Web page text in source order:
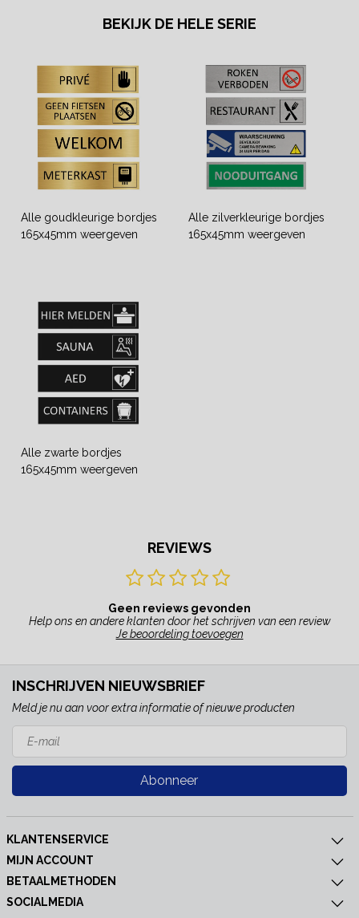
BEKIJK DE HELE SERIE
Alle goudkleurige bordjes
165x45mm weergeven
Alle zilverkleurige bordjes
165x45mm weergeven
Alle zwarte bordjes
165x45mm weergeven
REVIEWS
Geen reviews gevonden
Help ons en andere klanten door het schrijven van een review
Je beoordeling toevoegen
INSCHRIJVEN NIEUWSBRIEF
Meld je nu aan voor extra informatie of nieuwe producten
Abonneer
KLANTENSERVICE
MIJN ACCOUNT
BETAALMETHODEN
SOCIALMEDIA